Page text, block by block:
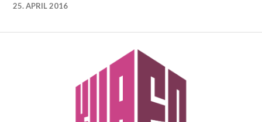
25. APRIL 2016